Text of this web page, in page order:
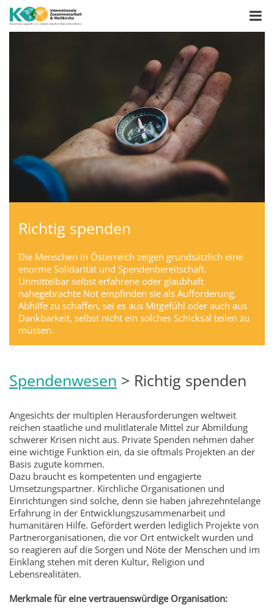
Richtig spenden
Die Menschen in Österreich zeigen grundsätzlich eine
enorme Solidarität und Spendenbereitschaft.
Unmittelbar selbst erfahrene oder glaubhaft
nahegebrachte Not empfinden sie als Aufforderung,
Abhilfe zu schaffen, sei es aus Mitgefühl oder auch aus
Dankbarkeit, selbst nicht ein solches Schicksal teilen zu
müssen.
Spendenwesen > Richtig spenden
Angesichts der multiplen Herausforderungen weltweit
reichen staatliche und mulitlaterale Mittel zur Abmildung
schwerer Krisen nicht aus. Private Spenden nehmen daher
eine wichtige Funktion ein, da sie oftmals Projekten an der
Basis zugute kommen.
Dazu braucht es kompetenten und engagierte
Umsetzungspartner. Kirchliche Organisationen und
Einrichtungen sind solche, denn sie haben jahrezehntelange
Erfahrung in der Entwicklungszusammenarbeit und
humanitären Hilfe. Gefördert werden lediglich Projekte von
Partnerorganisationen, die vor Ort entwickelt wurden und
so reagieren auf die Sorgen und Nöte der Menschen und im
Einklang stehen mit deren Kultur, Religion und
Lebensrealitäten.
Merkmale für eine vertrauenswürdige Organisation: